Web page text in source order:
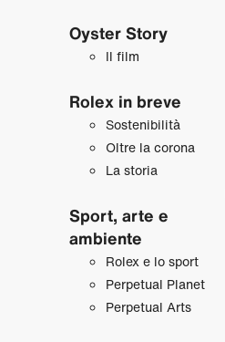
Oyster Story
Il film
Rolex in breve
Sostenibilità
Oltre la corona
La storia
Sport, arte e
ambiente
Rolex e lo sport
Perpetual Planet
Perpetual Arts